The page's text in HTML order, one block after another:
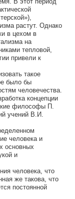
растут. Однако
в цехом в
на
тепловой,
привели к
такое
было бы
человечества.
концепции
философы П.
учений В.И.
человека и
основных
и
человека, что
же такова, что
постоянной